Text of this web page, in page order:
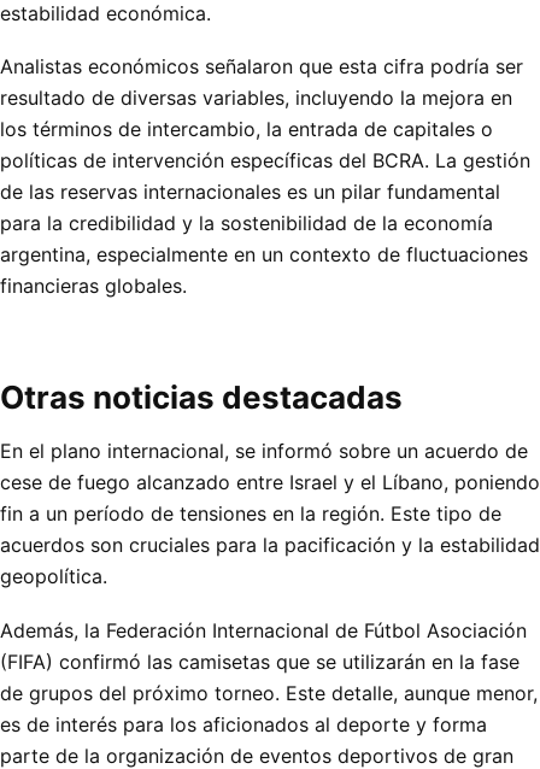
estabilidad económica.
Analistas económicos señalaron que esta cifra podría ser
resultado de diversas variables, incluyendo la mejora en
los términos de intercambio, la entrada de capitales o
políticas de intervención específicas del BCRA. La gestión
de las reservas internacionales es un pilar fundamental
para la credibilidad y la sostenibilidad de la economía
argentina, especialmente en un contexto de fluctuaciones
financieras globales.
Otras noticias destacadas
En el plano internacional, se informó sobre un acuerdo de
cese de fuego alcanzado entre Israel y el Líbano, poniendo
fin a un período de tensiones en la región. Este tipo de
acuerdos son cruciales para la pacificación y la estabilidad
geopolítica.
Además, la Federación Internacional de Fútbol Asociación
(FIFA) confirmó las camisetas que se utilizarán en la fase
de grupos del próximo torneo. Este detalle, aunque menor,
es de interés para los aficionados al deporte y forma
parte de la organización de eventos deportivos de gran